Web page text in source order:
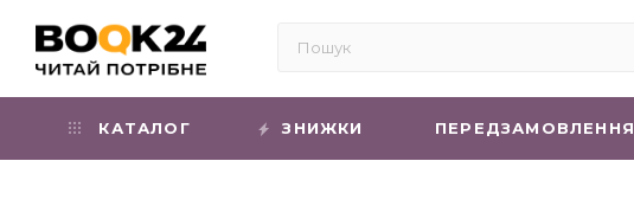
КАТАЛОГ ЗНИЖКИ ПЕРЕДЗАМОВЛЕННЯ